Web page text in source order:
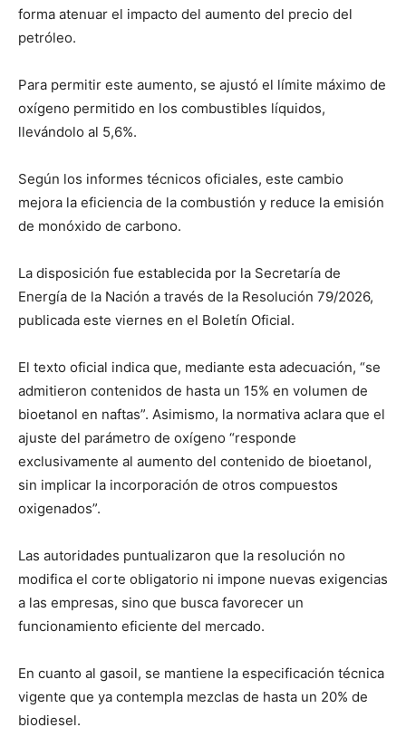
forma atenuar el impacto del aumento del precio del
petróleo.
Para permitir este aumento, se ajustó el límite máximo de
oxígeno permitido en los combustibles líquidos,
llevándolo al 5,6%.
Según los informes técnicos oficiales, este cambio
mejora la eficiencia de la combustión y reduce la emisión
de monóxido de carbono.
La disposición fue establecida por la Secretaría de
Energía de la Nación a través de la Resolución 79/2026,
publicada este viernes en el Boletín Oficial.
El texto oficial indica que, mediante esta adecuación, “se
admitieron contenidos de hasta un 15% en volumen de
bioetanol en naftas”. Asimismo, la normativa aclara que el
ajuste del parámetro de oxígeno “responde
exclusivamente al aumento del contenido de bioetanol,
sin implicar la incorporación de otros compuestos
oxigenados”.
Las autoridades puntualizaron que la resolución no
modifica el corte obligatorio ni impone nuevas exigencias
a las empresas, sino que busca favorecer un
funcionamiento eficiente del mercado.
En cuanto al gasoil, se mantiene la especificación técnica
vigente que ya contempla mezclas de hasta un 20% de
biodiesel.